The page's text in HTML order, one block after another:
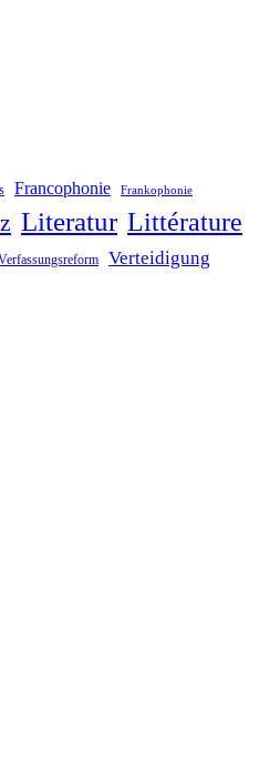
Francophonie Frankophonie
Literatur Littérature
Verteidigung